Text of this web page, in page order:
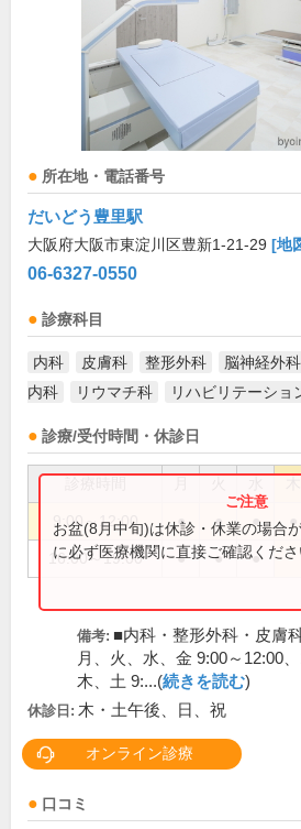
所在地・電話番号
だいどう豊里駅
大阪府大阪市東淀川区豊新1-21-29 [地
06-6327-0550
診療科目
内科 皮膚科 整形外科 脳神経外科
内科
リウマチ科 リハビリテーショ
診療/受付時間・休診日
9:00～12:00 ● ● ● ●
16:00～19:00 ● ● ●
お盆(8月中旬)は休診・休業の場合
に必ず医療機関に直接ご確認くださ
備考: ■内科・整形外科・皮膚
月、火、水、金 9:00～12:00
木、土 9:...(続きを読む)
休診日: 木・土午後、日、祝
オンライン診療
口コミ